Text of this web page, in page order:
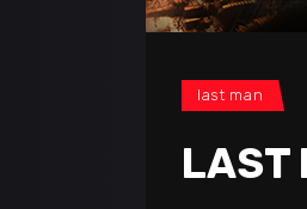
last man
LAST